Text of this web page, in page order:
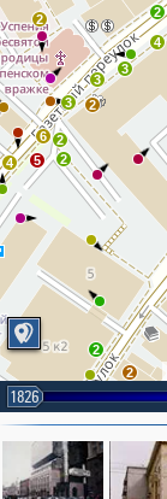
2
2
2
3
4 5 2
2
6
3 2
3
2 2
4
3
1826